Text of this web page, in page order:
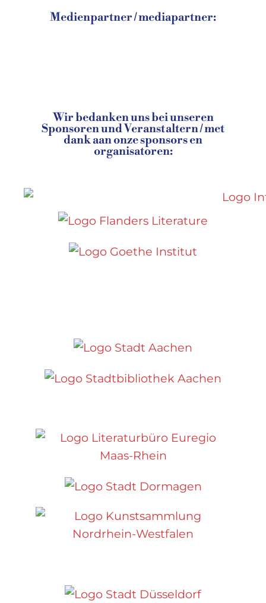
Medienpartner / mediapartner:
Wir bedanken uns bei unseren
Sponsoren und Veranstaltern / met
dank aan onze sponsors en
organisatoren: